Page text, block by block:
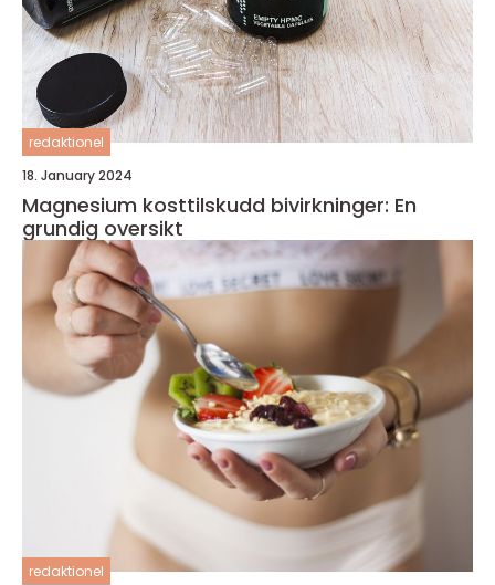
redaktionel
18. January 2024
Magnesium kosttilskudd bivirkninger: En
grundig oversikt
redaktionel